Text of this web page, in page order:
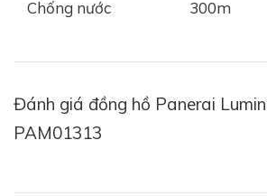
Chống nước 300m
Đánh giá đồng hồ Panerai
PAM01313